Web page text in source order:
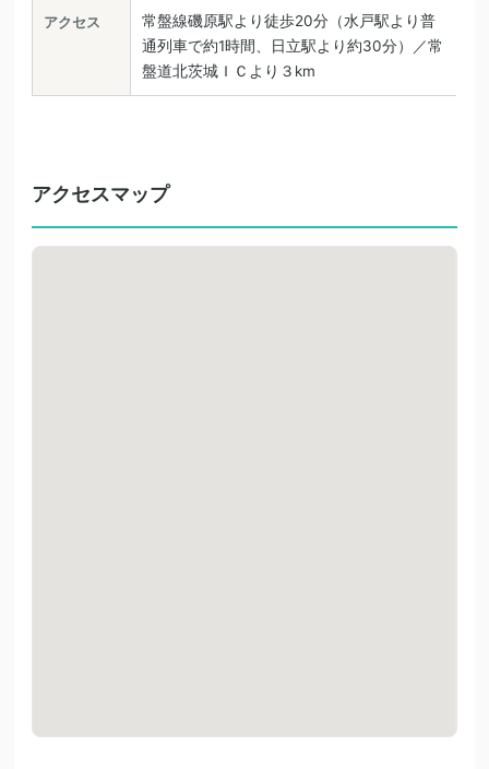
アクセス
常盤線磯原駅より徒歩20分（水戸駅より普
通列車で約1時間、日立駅より約30分）／常
盤道北茨城ＩＣより３km
アクセスマップ